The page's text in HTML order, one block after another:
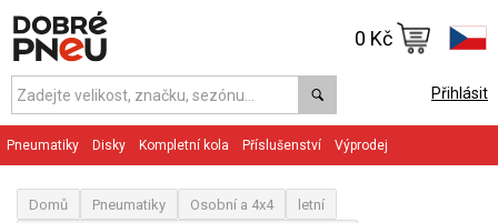
Přihlásit
0 Kč
Pneumatiky Disky Kompletní kola Příslušenství Výprodej
Domů Pneumatiky Osobní a 4x4
letní